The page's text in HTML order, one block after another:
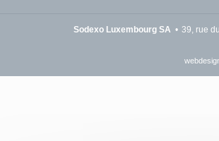
Sodexo Luxembourg SA 39, rue